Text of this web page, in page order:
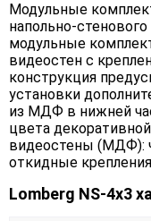
Модульные
напольно-стенового
модульные
видеостен с
конструкция
установки
из МДФ в нижней
цвета
видеостены (МДФ):
откидные
Lomberg NS-4х3